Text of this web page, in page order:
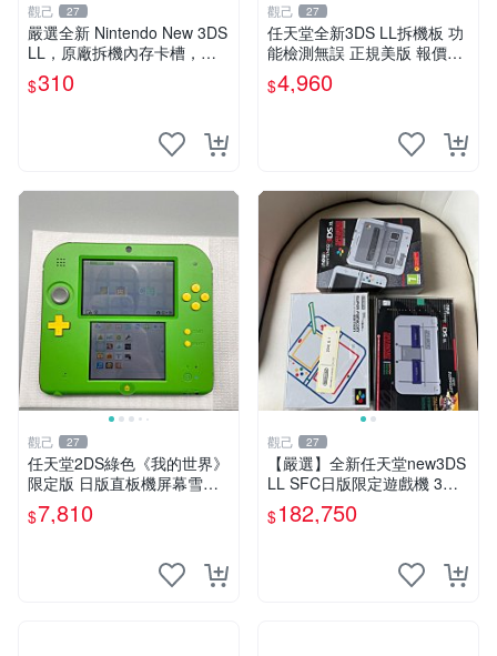
觀己 27
嚴選全新 Nintendo New 3DS
LL，原廠拆機內存卡槽，小
容量卡槽設計，功能完美如
初。適合收藏與使用。 New
$310
觀己 27
任天堂全新3DS LL拆機板 功
能檢測無誤 正規美版 報價48
0 新臺幣 數碼機器 教學工具
遊戲配件
$4,960
觀己 27
任天堂2DS綠色《我的世界》
限定版 日版直板機屏幕雪白
功能正常 2DS 《我的世界》
日版 直板機 薄膜保護 屏幕清
$7,810
觀己 27
【嚴選】全新任天堂new3DS
LL SFC日版限定遊戲機 3臺
未開箱收藏 優質電玩 【推
薦】任天堂new3DSXL 超級
$182,750